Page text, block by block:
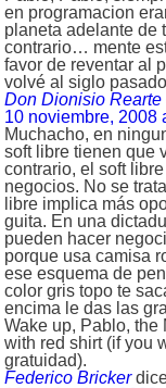
en programacion
planeta adelante de
contrario… mente
favor de reventar al
volvé al siglo
Don Dionisio Rearte
10 noviembre, 2008
Muchacho, en
soft libre tienen que
contrario, el soft
negocios. No se
libre implica más
guita. En una
pueden hacer
porque usa camisa
ese esquema de
color gris topo te
encima le das las
Wake up, Pablo, the
with red shirt (if you
gratuidad).
Federico Bricker